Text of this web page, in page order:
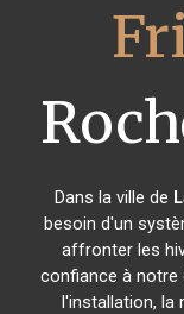
Dans la ville de
besoin d'un
affronter les
confiance à notre
l'installation, la